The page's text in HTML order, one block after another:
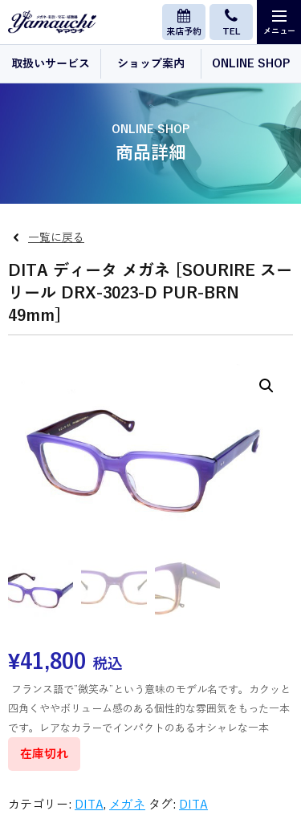
来店予約 TEL
取扱いサービス ショップ案内 ONLINE SHOP
ONLINE SHOP
商品詳細
一覧に戻る
DITA ディータ メガネ [SOURIRE スー
リール DRX-3023-D PUR-BRN
49mm]
¥41,800 税込
フランス語で”微笑み”という意味のモデル名です。カクッと
四角くややボリューム感のある個性的な雰囲気をもった一本
です。レアなカラーでインパクトのあるオシャレな一本
在庫切れ
カテゴリー: DITA, メガネ タグ: DITA